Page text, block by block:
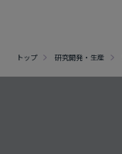
トップ 研究開発・生産